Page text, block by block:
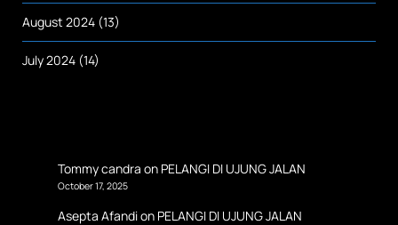
August 2024 (13)
July 2024 (14)
Tommy candra on PELANGI DI UJUNG JALAN
October 17, 2025
Asepta Afandion PELANGI DI UJUNG JALAN